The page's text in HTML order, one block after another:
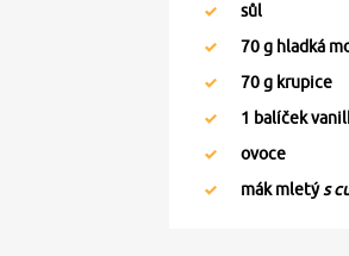
sůl
70g hladká
70g krupice
1 balíček
ovoce
mák mletýs